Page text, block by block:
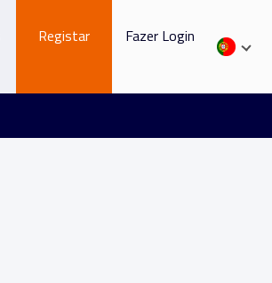
Registar Fazer Login